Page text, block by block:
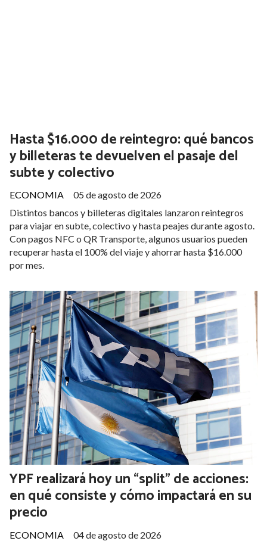
Hasta $16.000 de reintegro: qué bancos
y billeteras te devuelven el pasaje del
subte y colectivo
ECONOMIA
05 de agosto de 2026
Distintos bancos y billeteras digitales lanzaron reintegros
para viajar en subte, colectivo y hasta peajes durante agosto.
Con pagos NFC o QR Transporte, algunos usuarios pueden
recuperar hasta el 100% del viaje y ahorrar hasta $16.000
por mes.
YPF realizará hoy un “split” de acciones:
en qué consiste y cómo impactará en su
precio
ECONOMIA
04 de agosto de 2026